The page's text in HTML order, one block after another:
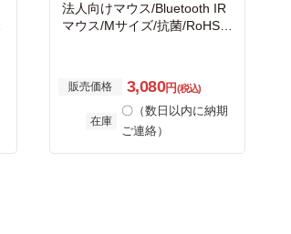
法人向けマウス/Bluetooth IR
マウス/Mサイズ/抗菌/RoHS指
販売価格 3,080円(税込)
在庫
〇（数日以内に納期
ご連絡）